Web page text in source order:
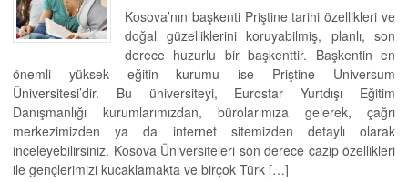
Kosova’nın başkenti Priştine tarihi özellikleri ve
doğal güzelliklerini koruyabilmiş, planlı, son
derece huzurlu bir başkenttir. Başkentin en
önemli yüksek eğitin kurumu ise Priştine Universum
Üniversitesi’dir. Bu üniversiteyi, Eurostar Yurtdışı Eğitim
Danışmanlığı kurumlarımızdan, bürolarımıza gelerek, çağrı
merkezimizden ya da internet sitemizden detaylı olarak
inceleyebilirsiniz. Kosova Üniversiteleri son derece cazip özellikleri
ile gençlerimizi kucaklamakta ve birçok Türk […]